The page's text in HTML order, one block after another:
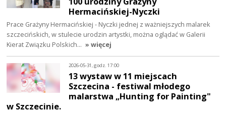
Hermacińskiej-Nyczki
Prace Grażyny Hermacińskiej - Nyczki jednej z ważniejszych malarek
szczecińskich, w stulecie urodzin artystki, można oglądać w Galerii
Kierat Związku Polskich… » więcej
2026-05-31, godz. 17:00
13 wystaw w 11 miejscach
Szczecina - festiwal młodego
malarstwa „Hunting for Painting"
w Szczecinie.